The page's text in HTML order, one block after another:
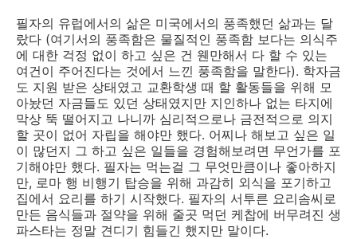
필자의 유럽에서의 삶은 미국에서의 풍족했던 삶과는 달
랐다 (여기서의 풍족함은 물질적인 풍족함 보다는 의식주
에 대한 걱정 없이 하고 싶은 건 웬만해서 다 할 수 있는
여건이 주어진다는 것에서 느낀 풍족함을 말한다). 학자금
도 지원 받은 상태였고 교환학생 때 할 활동들을 위해 모
아놨던 자금들도 있던 상태였지만 지인하나 없는 타지에
막상 뚝 떨어지고 나니까 심리적으로나 금전적으로 의지
할 곳이 없어 자립을 해야만 했다. 어찌나 해보고 싶은 일
이 많던지 그 하고 싶은 일들을 경험해보려면 무언가를 포
기해야만 했다. 필자는 먹는걸 그 무엇만큼이나 좋아하지
만, 로마 행 비행기 탑승을 위해 과감히 외식을 포기하고
집에서 요리를 하기 시작했다. 필자의 서투른 요리솜씨로
만든 음식들과 절약을 위해 줄곳 먹던 케찹에 버무려진 생
파스타는 정말 견디기 힘들긴 했지만 말이다.